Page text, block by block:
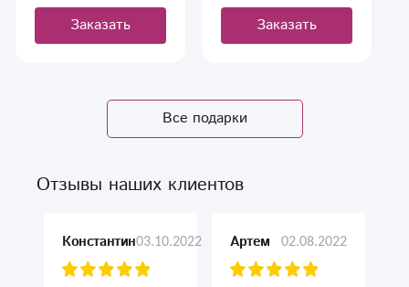
Заказать Заказать
Все подарки
Отзывы наших клиентов
Константин03.10.2022 Артем 02.08.2022